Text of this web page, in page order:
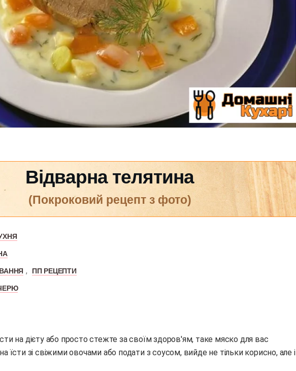
Відварна телятина
(покроковий рецепт з фото)
, ПП РЕЦЕПТИ
на дієту або просто стежте за своїм здоров'ям, таке мяско для вас
їсти зі свіжими овочами або подати з соусом, вийде не тільки корисно, але і